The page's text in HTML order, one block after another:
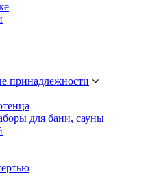
принадлежности
для бани, сауны